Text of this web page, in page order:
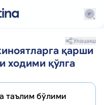
Улашиш
қарши
ходими қўлга
таълим бўлими